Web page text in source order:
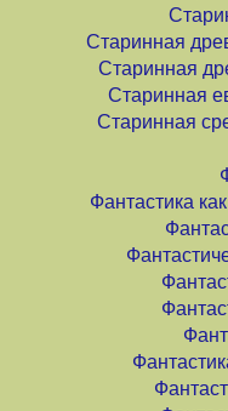
Старинная
Старинная
Старинная
Старинная
Фантастика